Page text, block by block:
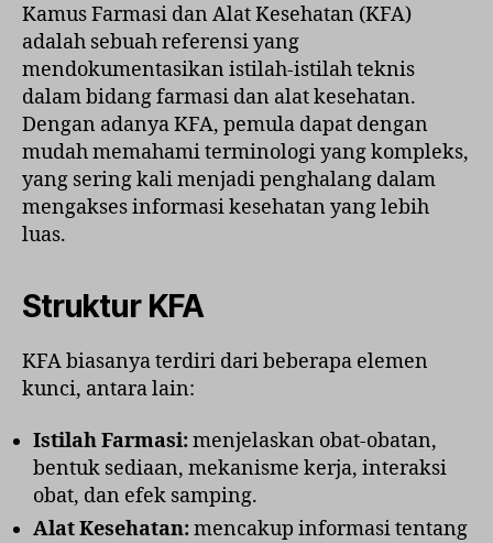
Kamus Farmasi dan Alat Kesehatan (KFA)
adalah sebuah referensi yang
mendokumentasikan istilah-istilah teknis
dalam bidang farmasi dan alat kesehatan.
Dengan adanya KFA, pemula dapat dengan
mudah memahami terminologi yang kompleks,
yang sering kali menjadi penghalang dalam
mengakses informasi kesehatan yang lebih
luas.
Struktur KFA
KFA biasanya terdiri dari beberapa elemen
kunci, antara lain:
Istilah Farmasi:menjelaskan obat-obatan,
bentuk sediaan, mekanisme kerja, interaksi
obat, dan efek samping.
Alat Kesehatan:mencakup informasi tentang